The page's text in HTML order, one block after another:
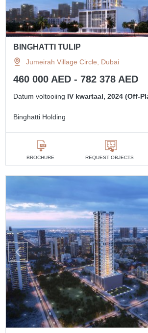
BINGHATTI TULIP
Jumeirah Village Circle, Dubai
460 000 AED - 782 378 AED
Datum voltooiing IV kwartaal, 2024 (Off-
Binghatti Holding
BROCHURE REQUEST OBJECTS